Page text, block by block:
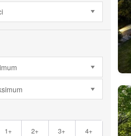
1+ 2+ 3+ 4+